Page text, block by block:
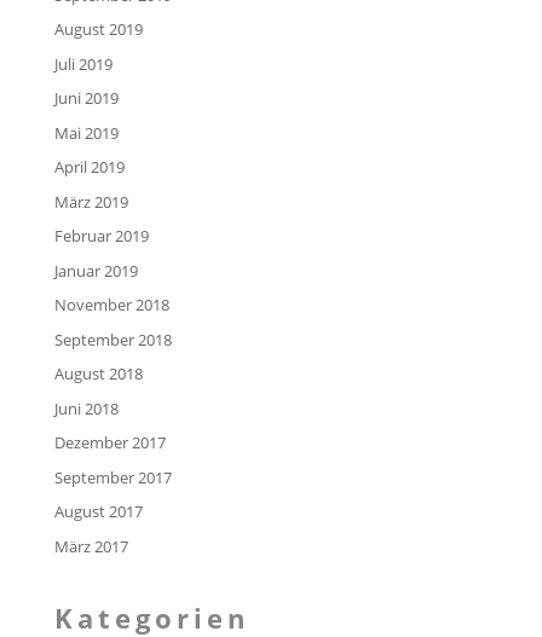
August 2019
Juli 2019
Juni 2019
Mai 2019
April 2019
März 2019
Februar 2019
Januar 2019
November 2018
September 2018
August 2018
Juni 2018
Dezember 2017
September 2017
August 2017
März 2017
Kategorien